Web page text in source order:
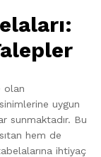
olan
uygun
sunmaktadır. Bu
hem de
ihtiyaç